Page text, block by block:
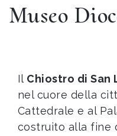
Museo
Il Chiostro di San
nel cuore della
Cattedrale e al
costruito alla fine